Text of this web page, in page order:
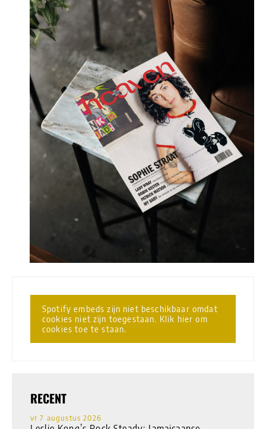
Spotify embeds zijn niet beschikbaar omdat
cookies niet zijn toegestaan. Klik hier om
cookies toe te staan.
RECENT
vr 7 augustus 2026